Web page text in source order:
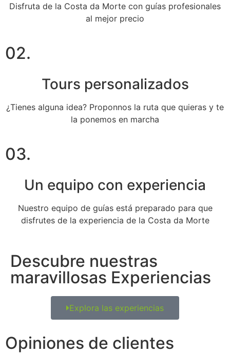
Disfruta de la Costa da Morte con guías profesionales
al mejor precio
02.
Tours personalizados
¿Tienes alguna idea? Proponnos la ruta que quieras y te
la ponemos en marcha
03.
Un equipo con experiencia
Nuestro equipo de guías está preparado para que
disfrutes de la experiencia de la Costa da Morte
Descubre nuestras
maravillosas Experiencias
Explora las experiencias
Opiniones de clientes